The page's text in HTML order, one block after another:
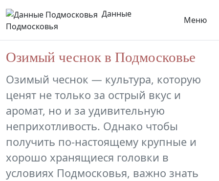
Данные
Подмосковья
Меню
Озимый чеснок в Подмосковье
Озимый чеснок — культура, которую
ценят не только за острый вкус и
аромат, но и за удивительную
неприхотливость. Однако чтобы
получить по-настоящему крупные и
хорошо хранящиеся головки в
условиях Подмосковья, важно знать